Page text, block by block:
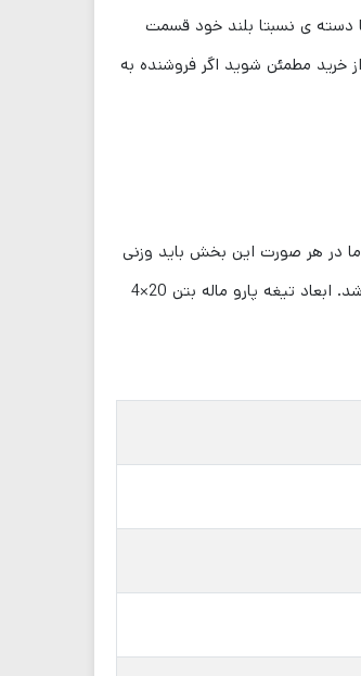
دسته ی نسبتا بلند خود قسمت
مطمئن شوید اگر فروشنده به
در هر صورت این بخش باید وزنی
سبک و استحکام فیزیکی بالایی داشته باشد تا هم قدرت مانور پارو بتن مناسب باشد و هم از استحکام کافی در مواجهه با وزن سنگین بتن برخوردار باشد. ابعاد تیغه پارو ماله بتن 20×4